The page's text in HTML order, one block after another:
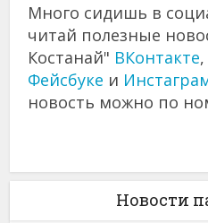
Много сидишь в
читай полезные
Костанай" ВКонтакте
Фейсбуке и
новость можно по
Новости